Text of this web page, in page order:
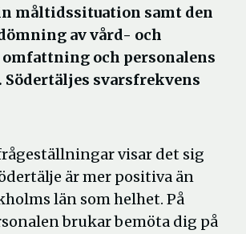
måltidssituation samt den
av vård- och
och personalens
Södertäljes svarsfrekvens
visar det sig
är mer positiva än
län som helhet. På
brukar bemöta dig på